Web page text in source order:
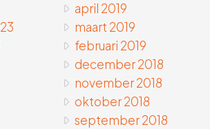
april 2019
maart 2019
februari 2019
december 2018
november 2018
oktober 2018
september 2018